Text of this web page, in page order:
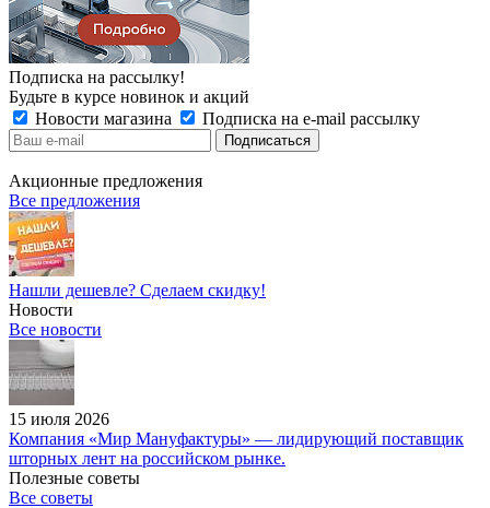
Подписка на рассылку!
Будьте в курсе новинок и акций
Новости магазина
Подписка на e-mail рассылку
Акционные предложения
Все предложения
Нашли дешевле? Сделаем скидку!
Новости
Все новости
15 июля 2026
Компания «Мир Мануфактуры» — лидирующий поставщик
шторных лент на российском рынке.
Полезные советы
Все советы